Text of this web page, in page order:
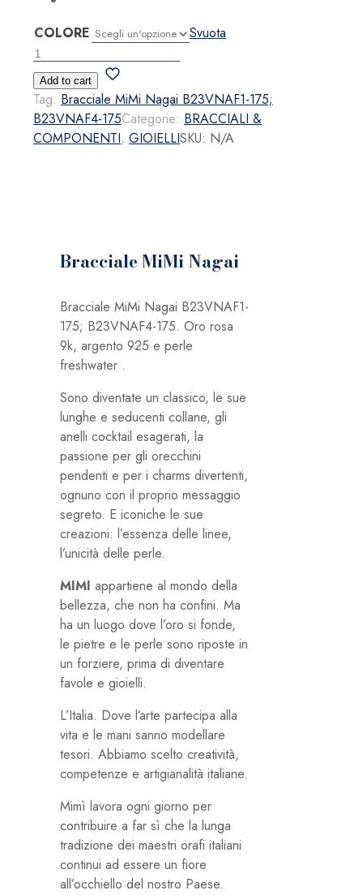
COLORE
Svuota
Bracciale
MiMi
Nagai
quantità
Add to cart
Tag: Bracciale MiMi Nagai B23VNAF1-175;
B23VNAF4-175Categorie: BRACCIALI &
COMPONENTI, GIOIELLISKU: N/A
Bracciale MiMi Nagai
Bracciale MiMi Nagai B23VNAF1-
175; B23VNAF4-175. Oro rosa
9k, argento 925 e perle
freshwater .
Sono diventate un classico, le sue
lunghe e seducenti collane, gli
anelli cocktail esagerati, la
passione per gli orecchini
pendenti e per i charms divertenti,
ognuno con il proprio messaggio
segreto. E iconiche le sue
creazioni: l’essenza delle linee,
l’unicità delle perle.
MIMI appartiene al mondo della
bellezza, che non ha confini. Ma
ha un luogo dove l’oro si fonde,
le pietre e le perle sono riposte in
un forziere, prima di diventare
favole e gioielli.
L’Italia. Dove l’arte partecipa alla
vita e le mani sanno modellare
tesori. Abbiamo scelto creatività,
competenze e artigianalità italiane.
Mimì lavora ogni giorno per
contribuire a far sì che la lunga
tradizione dei maestri orafi italiani
continui ad essere un fiore
all’occhiello del nostro Paese.